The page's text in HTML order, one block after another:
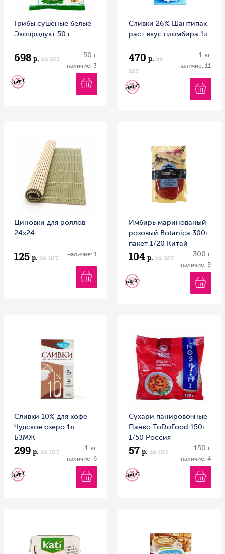
Грибы сушеные белые
Экопродукт 50 г
698 р. за шт 50 г
наличие: 3
Сливки 26% Шантипак
раст вкус пломбира 1л
470 р. за
шт
1 кг
наличие: 11
Циновки для роллов
24х24
125 р. за шт наличие: 1
Имбирь маринованый
розовый Botanica 300г
пакет 1/20 Китай
104 р. за шт 300 г
наличие: 3
Сливки 10% для кофе
Чудское озеро 1л
БЗМЖ
299 р. за шт 1 кг
наличие: 6
Сухари панировочные
Панко ToDoFood 150г
1/50 Россия
57 р. за шт 150 г
наличие: 4